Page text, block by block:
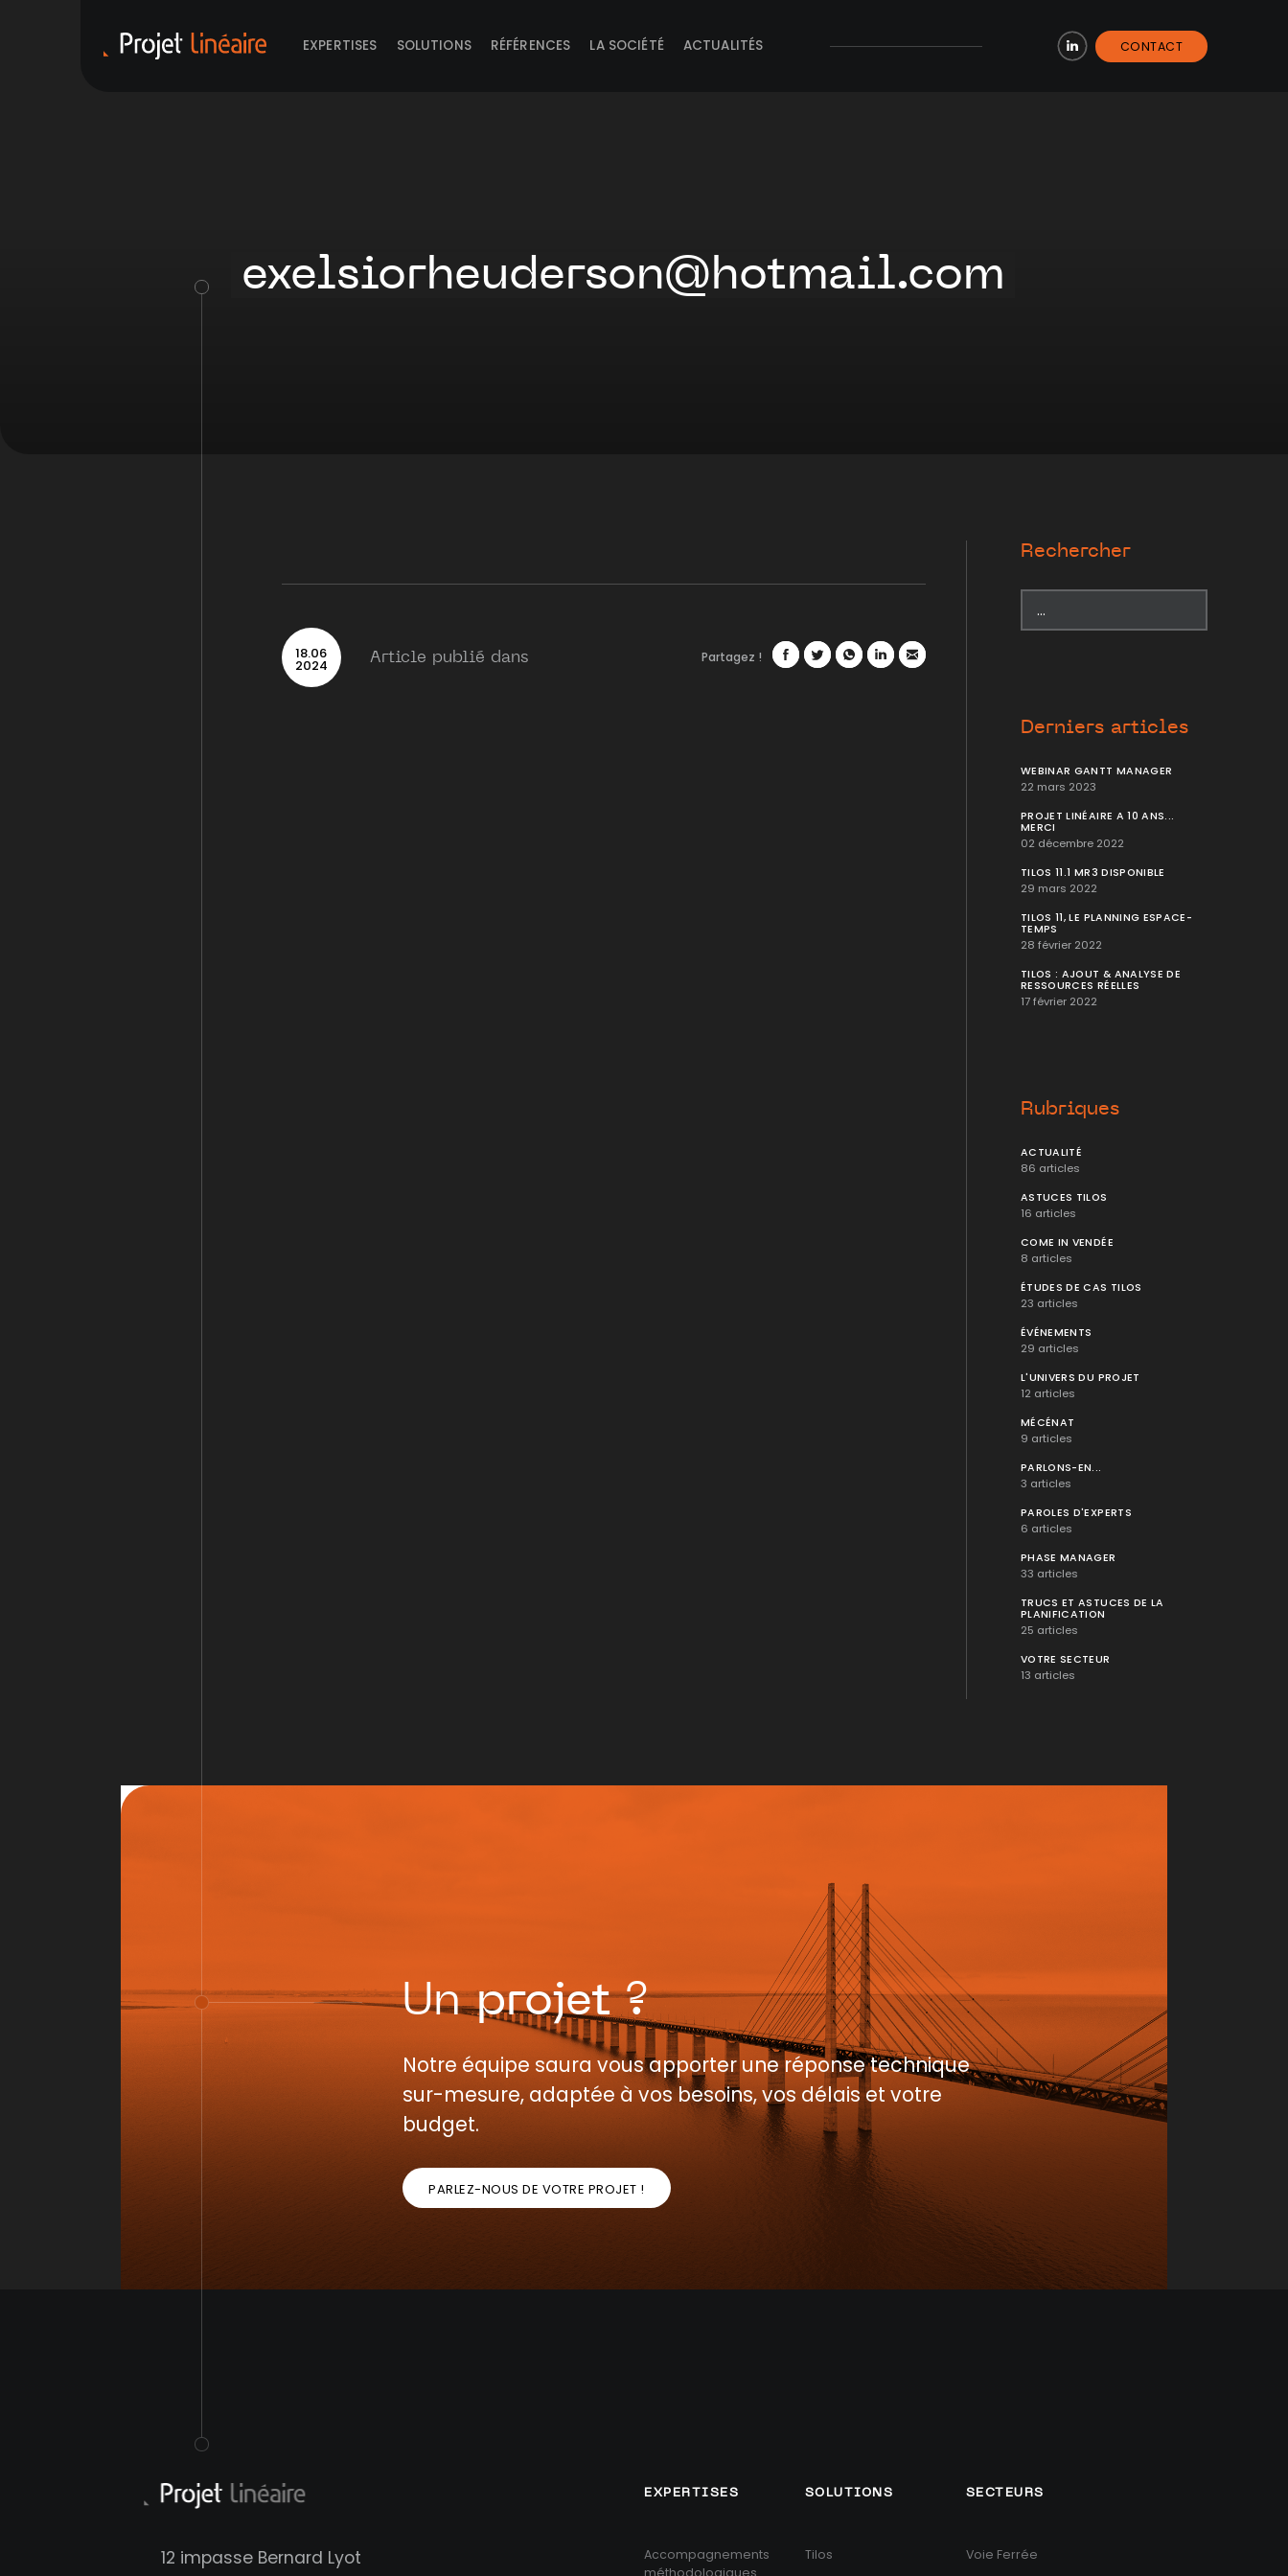
EXPERTISES SOLUTIONS RÉFÉRENCES LA SOCIÉTÉ ACTUALITÉS CONTACT
exelsiorheuderson@hotmail.com
18.06
2024 Article publié dans Partagez !
Rechercher
Derniers articles
WEBINAR GANTT MANAGER
22 mars 2023
PROJET LINÉAIRE A 10 ANS...
MERCI
02 décembre 2022
TILOS 11.1 MR3 DISPONIBLE
29 mars 2022
TILOS 11, LE PLANNING ESPACE-
TEMPS
28 février 2022
TILOS : AJOUT & ANALYSE DE
RESSOURCES RÉELLES
17 février 2022
Rubriques
ACTUALITÉ
86 articles
ASTUCES TILOS
16 articles
COME IN VENDÉE
8 articles
ÉTUDES DE CAS TILOS
23 articles
ÉVÉNEMENTS
29 articles
L'UNIVERS DU PROJET
12 articles
MÉCÉNAT
9 articles
PARLONS-EN...
3 articles
PAROLES D'EXPERTS
6 articles
PHASE MANAGER
33 articles
TRUCS ET ASTUCES DE LA
PLANIFICATION
25 articles
VOTRE SECTEUR
13 articles
Unprojet?
Notre équipe saura vous apporter une réponse technique
sur-mesure, adaptée à vos besoins, vos délais et votre
budget.
PARLEZ-NOUS DE VOTRE PROJET !
12 impasse Bernard Lyot
EXPERTISES
Accompagnements
méthodologiques
SOLUTIONS
Tilos
SECTEURS
Voie Ferrée